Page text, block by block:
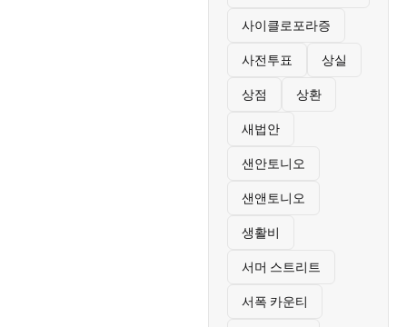
사이클로포라증
사전투표 상실
상점 상환
새법안
샌안토니오
샌앤토니오
생활비
서머 스트리트
서폭 카운티